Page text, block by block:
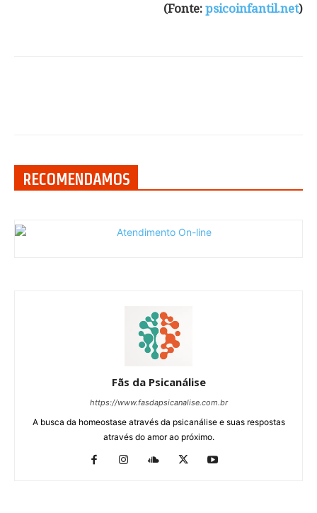
(Fonte: psicoinfantil.net)
RECOMENDAMOS
Fãs da Psicanálise
https://www.fasdapsicanalise.com.br
A busca da homeostase através da psicanálise e suas respostas
através do amor ao próximo.